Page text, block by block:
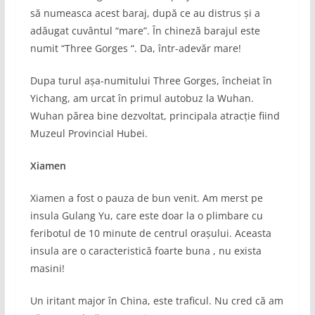
să numeasca acest baraj, după ce au distrus și a
adăugat cuvântul “mare”. În chineză barajul este
numit “Three Gorges “. Da, într-adevăr mare!
Dupa turul așa-numitului Three Gorges, încheiat în
Yichang, am urcat în primul autobuz la Wuhan.
Wuhan părea bine dezvoltat, principala atracție fiind
Muzeul Provincial Hubei.
Xiamen
Xiamen a fost o pauza de bun venit. Am merst pe
insula Gulang Yu, care este doar la o plimbare cu
feribotul de 10 minute de centrul orașului. Aceasta
insula are o caracteristică foarte buna , nu exista
masini!
Un iritant major în China, este traficul. Nu cred că am